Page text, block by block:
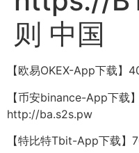
则 中国
【欧易OKEX-App下载
【币安binance-App下载
http://ba.s2s.pw
【特比特Tbit-App下载